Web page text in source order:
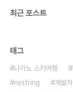
최근 포스트
태그
나가노 스키여행
nsstring
개발자